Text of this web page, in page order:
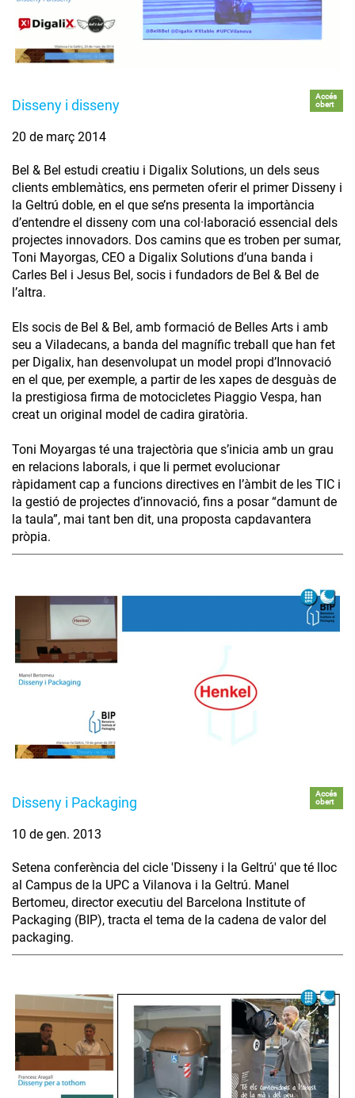
Disseny i disseny
Accés
obert
20 de març 2014
Bel & Bel estudi creatiu i Digalix Solutions, un dels seus
clients emblemàtics, ens permeten oferir el primer Disseny i
la Geltrú doble, en el que se’ns presenta la importància
d’entendre el disseny com una col·laboració essencial dels
projectes innovadors. Dos camins que es troben per sumar,
Toni Mayorgas, CEO a Digalix Solutions d’una banda i
Carles Bel i Jesus Bel, socis i fundadors de Bel & Bel de
l’altra.
Els socis de Bel & Bel, amb formació de Belles Arts i amb
seu a Viladecans, a banda del magnífic treball que han fet
per Digalix, han desenvolupat un model propi d’Innovació
en el que, per exemple, a partir de les xapes de desguàs de
la prestigiosa firma de motocicletes Piaggio Vespa, han
creat un original model de cadira giratòria.
Toni Moyargas té una trajectòria que s’inicia amb un grau
en relacions laborals, i que li permet evolucionar
ràpidament cap a funcions directives en l’àmbit de les TIC i
la gestió de projectes d’innovació, fins a posar “damunt de
la taula”, mai tant ben dit, una proposta capdavantera
pròpia.
Disseny i Packaging
Accés
obert
10 de gen. 2013
Setena conferència del cicle 'Disseny i la Geltrú' que té lloc
al Campus de la UPC a Vilanova i la Geltrú. Manel
Bertomeu, director executiu del Barcelona Institute of
Packaging (BIP), tracta el tema de la cadena de valor del
packaging.